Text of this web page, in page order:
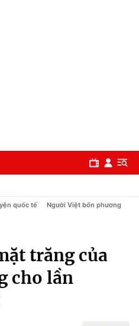
quốc tế Người Việt bốn phương
trăng của
cho lần